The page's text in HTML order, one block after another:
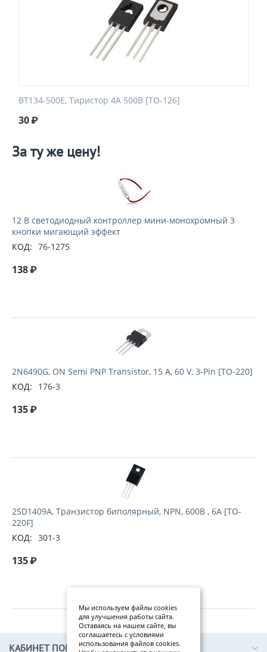
BT134-500E, Тиристор 4А 500В [TO-126]
30₽
За ту же цену!
12 В светодиодный контроллер мини-монохромный 3
кнопки мигающий эффект
КОД: 76-1275
138₽
2N6490G, ON Semi PNP Transistor, 15 A, 60 V, 3-Pin [TO-220]
КОД:
176-3
135₽
2SD1409A, Транзистор биполярный, NPN, 600В , 6А [TO-
220F]
КОД: 301-3
135₽
КАБИНЕТ ПОКУПАТЕЛЯ
Мы используем файлы cookies
для улучшения работы сайта.
Оставаясь на нашем сайте, вы
соглашаетесь с условиями
использования файлов cookies.